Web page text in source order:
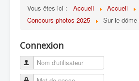
TOUT SUR LE GUMS
ESCALADE
ALPINISME
Vous êtes ici : Accueil Accueil
Concours photos 2025
Sur le
Connexion